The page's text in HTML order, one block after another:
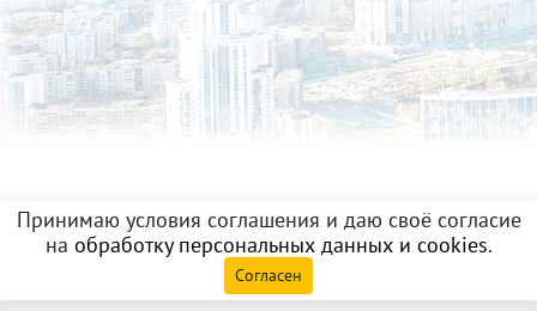
Принимаю условия соглашения и даю своё согласие
на обработку персональных данных и cookies.
Согласен